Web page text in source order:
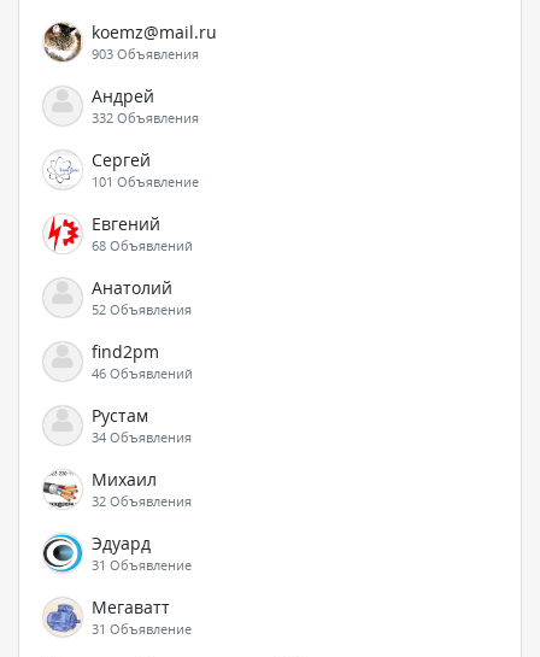
koemz@mail.ru
903 Объявления
Андрей
332 Объявления
Сергей
101 Объявление
Евгений
68 Объявлений
Анатолий
52 Объявления
find2pm
46 Объявлений
Рустам
34 Объявления
Михаил
32 Объявления
Эдуард
31 Объявление
Мегаватт
31 Объявление